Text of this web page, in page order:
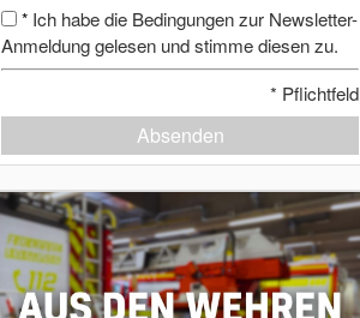
* Ich habe die Bedingungen zur Newsletter-
Anmeldung gelesen und stimme diesen zu.
* Pflichtfeld
Absenden